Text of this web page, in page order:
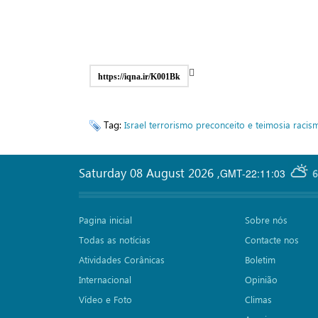
https://iqna.ir/K001Bk
Tag: Israel terrorismo preconceito e teimosia
GMT-22:11:03
Saturday 08 August 2026 ,
Pagina inicial
Todas as notícias
Atividades Corânicas
Internacional
Vídeo e Foto
Sobre nós
Contacte nos
Boletim
Opinião
Climas